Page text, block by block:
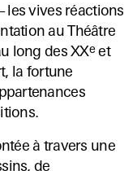
les vives réactions
au Théâtre
long des XXeet
la fortune
à travers une
de